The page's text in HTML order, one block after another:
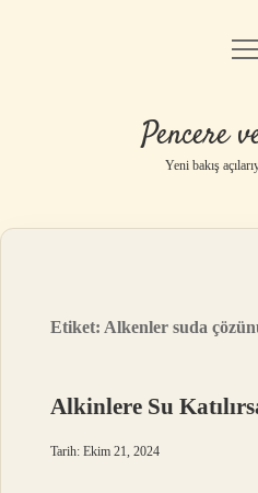
Yasal
Pencere
Yeni bakış
Etiket: Alkenler suda
Alkinlere Su
Tarih: Ekim 21, 2024